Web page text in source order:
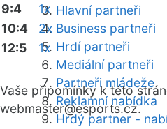
Hlavní partneři
Business partneři
Hrdí partneři
Mediální partneři
Partneři mládeže
Reklamní nabídka
Hrdý partner -
9:4
1x
10:4
2x
12:5
1x
Vaše připomínky k této
webmaster@esports.cz.